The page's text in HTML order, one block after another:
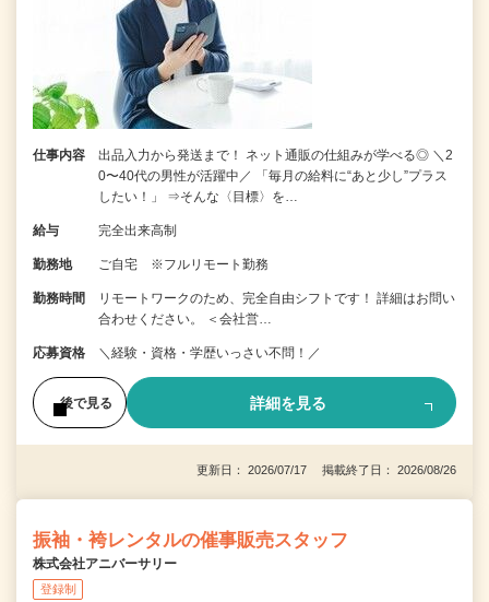
仕事内容
出品入力から発送まで！ ネット通販の仕組みが学べる◎ ＼2
0〜40代の男性が活躍中／ 「毎月の給料に“あと少し”プラス
したい！」 ⇒そんな〈目標〉を…
給与 完全出来高制
勤務地 ご自宅 ※フルリモート勤務
勤務時間
リモートワークのため、完全自由シフトです！ 詳細はお問い
合わせください。 ＜会社営…
応募資格 ＼経験・資格・学歴いっさい不問！／
後で見る 詳細を見る
更新日： 2026/07/17 掲載終了日： 2026/08/26
振袖・袴レンタルの催事販売スタッフ
株式会社アニバーサリー
登録制